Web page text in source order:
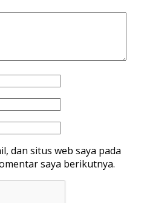
dan situs web saya pada
saya berikutnya.